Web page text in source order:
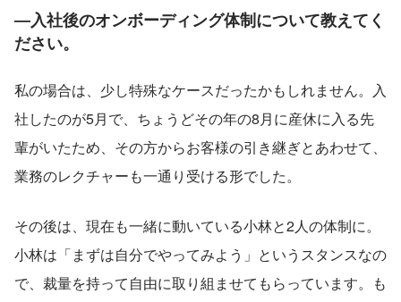
―入社後のオンボーディング体制について教えてく
ださい。
私の場合は、少し特殊なケースだったかもしれません。入
社したのが5月で、ちょうどその年の8月に産休に入る先
輩がいたため、その方からお客様の引き継ぎとあわせて、
業務のレクチャーも一通り受ける形でした。
その後は、現在も一緒に動いている小林と2人の体制に。
小林は「まずは自分でやってみよう」というスタンスなの
で、裁量を持って自由に取り組ませてもらっています。も